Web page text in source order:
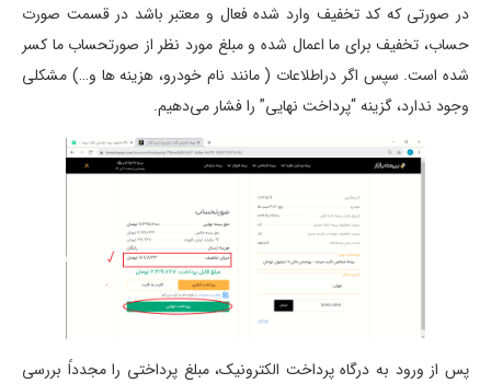
در صورتی که کد تخفیف وارد شده فعال و معتبر باشد در قسمت صورت
حساب، تخفیف برای ما اعمال شده و مبلغ مورد نظر از صورتحساب ما کسر
شده است. سپس اگر دراطلاعات ( مانند نام خودرو، هزینه ها و…) مشکلی
وجود ندارد، گزینه “پرداخت نهایی” را فشار می‌دهیم.
پس از ورود به درگاه پرداخت الکترونیک، مبلغ پرداختی را مجدداً بررسی